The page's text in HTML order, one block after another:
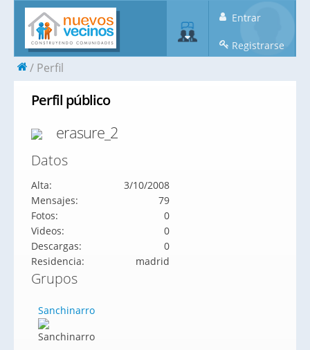
Entrar
Registrarse
Perfil
Perfil público
erasure_2
Datos
Alta:
3/10/2008
Mensajes:
79
Fotos:
0
Videos:
0
Descargas:
0
Residencia:
madrid
Grupos
Sanchinarro